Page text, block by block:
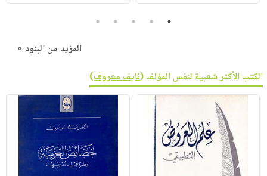
1
2
3
4
5
المزيد من البنود »
الكتب الأكثر شعبية لنفس المؤلف (نايف معروف)